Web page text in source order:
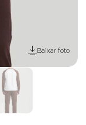
Baixar foto